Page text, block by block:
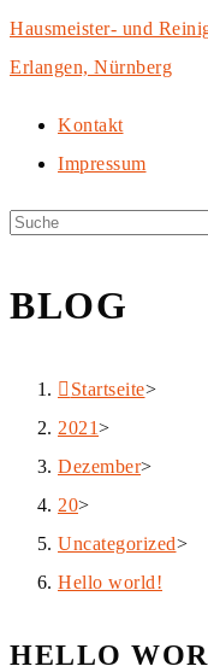
Zum
Inhalt
Hausmeister- und
Erlangen, Nürnberg
Kontakt
Impressum
BLOG
Startseite>
2021>
Dezember>
20>
Uncategorized>
Hello world!
HELLO